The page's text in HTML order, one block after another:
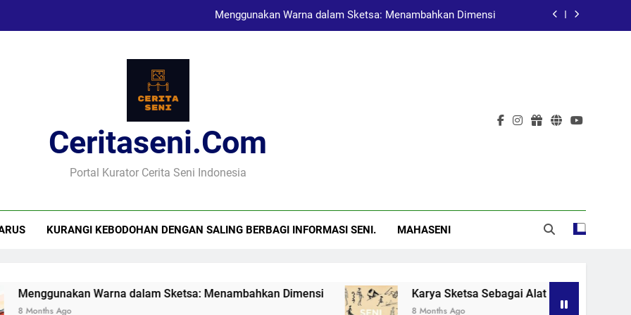
Karya Sketsa Sebagai Alat Pembelajaran dalam Pendidikan Seni
Karya Sketsa Sebagai Alat Pembelajaran dalam Pendidikan Seni
Ceritaseni.com
Portal Kurator Cerita Seni Indonesia
KURANGI KEBODOHAN DENGAN SALING BERBAGI INFORMASI SENI. MAHASENI
dalam Sketsa: Menambahkan Dimensi Karya Sketsa Sebagai Alat Pembelajaran dalam Pendidikan Seni
8 Months Ago